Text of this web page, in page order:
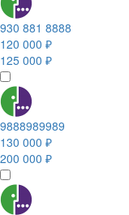
930 881 8888
120 000 ₽
125 000 ₽
9888989989
130 000 ₽
200 000 ₽